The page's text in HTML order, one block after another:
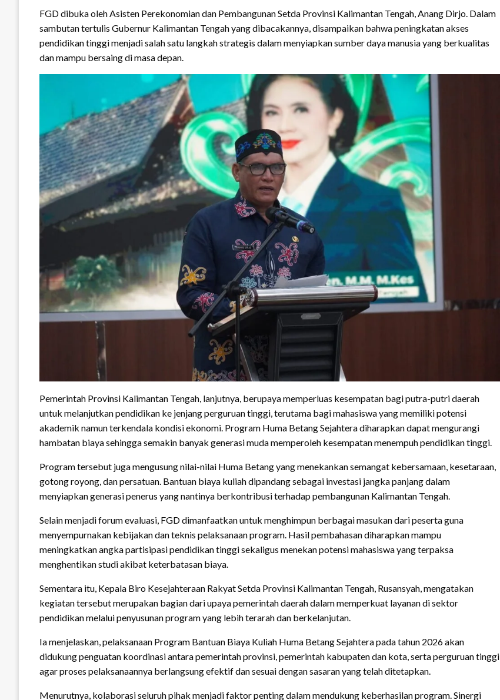
FGD dibuka oleh Asisten Perekonomian dan Pembangunan Setda Provinsi Kalimantan Tengah, Anang Dirjo. Dalam
sambutan tertulis Gubernur Kalimantan Tengah yang dibacakannya, disampaikan bahwa peningkatan akses
pendidikan tinggi menjadi salah satu langkah strategis dalam menyiapkan sumber daya manusia yang berkualitas
dan mampu bersaing di masa depan.
Pemerintah Provinsi Kalimantan Tengah, lanjutnya, berupaya memperluas kesempatan bagi putra-putri daerah
untuk melanjutkan pendidikan ke jenjang perguruan tinggi, terutama bagi mahasiswa yang memiliki potensi
akademik namun terkendala kondisi ekonomi. Program Huma Betang Sejahtera diharapkan dapat mengurangi
hambatan biaya sehingga semakin banyak generasi muda memperoleh kesempatan menempuh pendidikan tinggi.
Program tersebut juga mengusung nilai-nilai Huma Betang yang menekankan semangat kebersamaan, kesetaraan,
gotong royong, dan persatuan. Bantuan biaya kuliah dipandang sebagai investasi jangka panjang dalam
menyiapkan generasi penerus yang nantinya berkontribusi terhadap pembangunan Kalimantan Tengah.
Selain menjadi forum evaluasi, FGD dimanfaatkan untuk menghimpun berbagai masukan dari peserta guna
menyempurnakan kebijakan dan teknis pelaksanaan program. Hasil pembahasan diharapkan mampu
meningkatkan angka partisipasi pendidikan tinggi sekaligus menekan potensi mahasiswa yang terpaksa
menghentikan studi akibat keterbatasan biaya.
Sementara itu, Kepala Biro Kesejahteraan Rakyat Setda Provinsi Kalimantan Tengah, Rusansyah, mengatakan
kegiatan tersebut merupakan bagian dari upaya pemerintah daerah dalam memperkuat layanan di sektor
pendidikan melalui penyusunan program yang lebih terarah dan berkelanjutan.
Ia menjelaskan, pelaksanaan Program Bantuan Biaya Kuliah Huma Betang Sejahtera pada tahun 2026 akan
didukung penguatan koordinasi antara pemerintah provinsi, pemerintah kabupaten dan kota, serta perguruan tinggi
agar proses pelaksanaannya berlangsung efektif dan sesuai dengan sasaran yang telah ditetapkan.
Menurutnya, kolaborasi seluruh pihak menjadi faktor penting dalam mendukung keberhasilan program. Sinergi